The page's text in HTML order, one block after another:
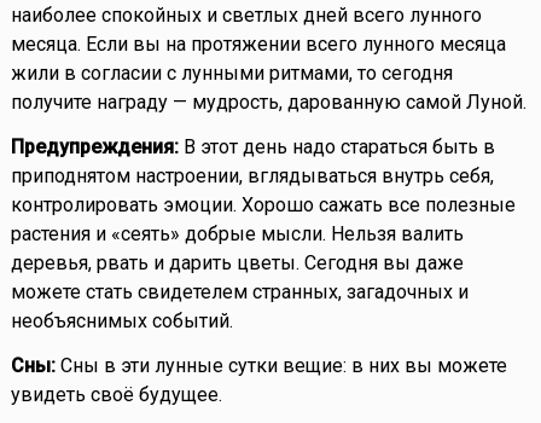
наиболее спокойных и светлых дней всего лунного
месяца. Если вы на протяжении всего лунного месяца
жили в согласии с лунными ритмами, то сегодня
получите награду — мудрость, дарованную самой Луной.
Предупреждения:В этот день надо стараться быть в
приподнятом настроении, вглядываться внутрь себя,
контролировать эмоции. Хорошо сажать все полезные
растения и «сеять» добрые мысли. Нельзя валить
деревья, рвать и дарить цветы. Сегодня вы даже
можете стать свидетелем странных, загадочных и
необъяснимых событий.
Сны:Сны в эти лунные сутки вещие: в них вы можете
увидеть своё будущее.